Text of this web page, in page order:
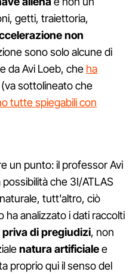
getti, traiettoria,
non
sono solo alcune di
da Avi Loeb, che ha
(va sottolineato che
tutte spiegabili con
un punto: il professor Avi
che 3I/ATLAS
tutt'altro, ciò
analizzato i dati raccolti
priva di pregiudizi, non
natura artificialee
proprio qui il senso del